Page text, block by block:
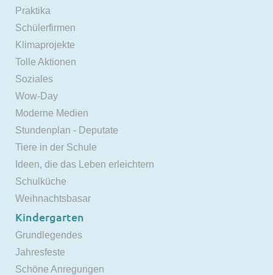
Praktika
Schülerfirmen
Klimaprojekte
Tolle Aktionen
Soziales
Wow-Day
Moderne Medien
Stundenplan - Deputate
Tiere in der Schule
Ideen, die das Leben erleichtern
Schulküche
Weihnachtsbasar
Kindergarten
Grundlegendes
Jahresfeste
Schöne Anregungen